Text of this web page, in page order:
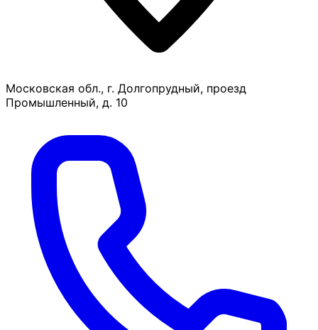
Московская обл., г. Долгопрудный, проезд
Промышленный, д. 10